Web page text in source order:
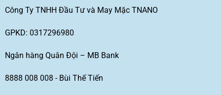
Công Ty TNHH Đầu Tư và May Mặc TNANO
GPKD: 0317296980
Ngân hàng Quân Đội – MB Bank
8888 008 008 - Bùi Thế Tiến